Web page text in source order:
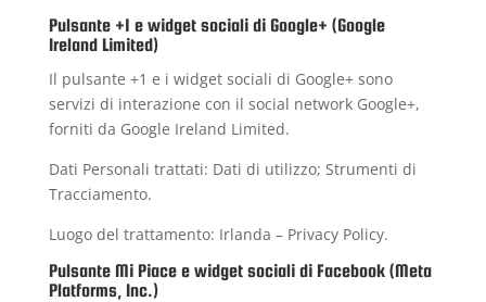
Pulsante +1 e widget sociali di Google+ (Google
Ireland Limited)
Il pulsante +1 e i widget sociali di Google+ sono
servizi di interazione con il social network Google+,
forniti da Google Ireland Limited.
Dati Personali trattati: Dati di utilizzo; Strumenti di
Tracciamento.
Luogo del trattamento: Irlanda – Privacy Policy.
Pulsante Mi Piace e widget sociali di Facebook (Meta
Platforms, Inc.)